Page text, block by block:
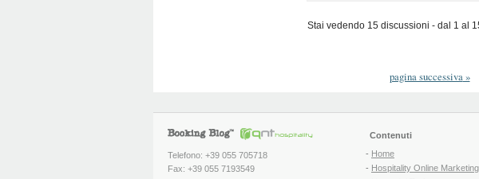
Stai vedendo 15 discussioni - dal 1 al
pagina successiva »
Telefono: +39 055 705718
Fax: +39 055 7193549
Contenuti
- Home
- Hospitality Online Marketing